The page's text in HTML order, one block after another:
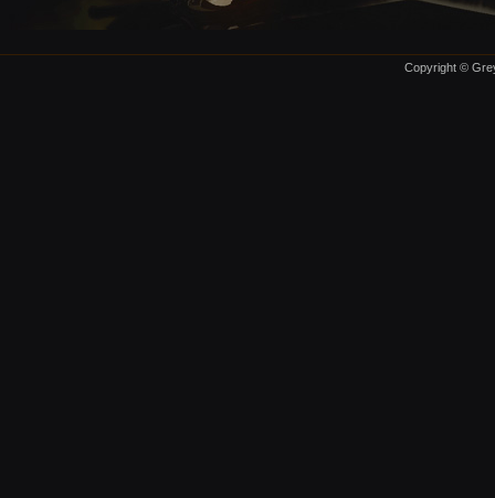
Copyright ©